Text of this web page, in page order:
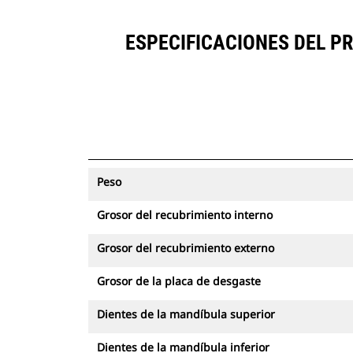
ESPECIFICACIONES DEL
Peso
Grosor del recubrimiento interno
Grosor del recubrimiento externo
Grosor de la placa de desgaste
Dientes de la mandíbula superior
Dientes de la mandíbula inferior